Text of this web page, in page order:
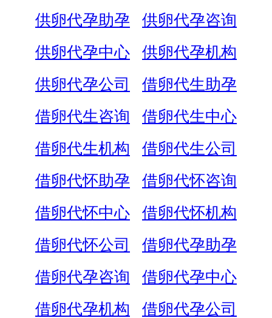
供卵代孕助孕
供卵代孕咨询
供卵代孕中心
供卵代孕机构
供卵代孕公司
借卵代生助孕
借卵代生咨询
借卵代生中心
借卵代生机构
借卵代生公司
借卵代怀助孕
借卵代怀咨询
借卵代怀中心
借卵代怀机构
借卵代怀公司
借卵代孕助孕
借卵代孕咨询
借卵代孕中心
借卵代孕机构
借卵代孕公司